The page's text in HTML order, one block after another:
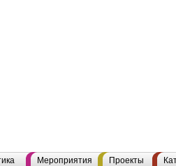
Мероприятия Проекты